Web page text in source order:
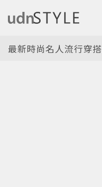
最新時尚名人流行穿搭